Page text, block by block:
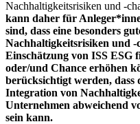
Nachhaltigkeitsrisiken und -
kann daher für
sind, dass eine besonders
Nachhaltigkeitsrisiken und -
Einschätzung von ISS ESG
oder/und Chance erhöhen
berücksichtigt werden, dass
Integration von
Unternehmen abweichend
sein kann.